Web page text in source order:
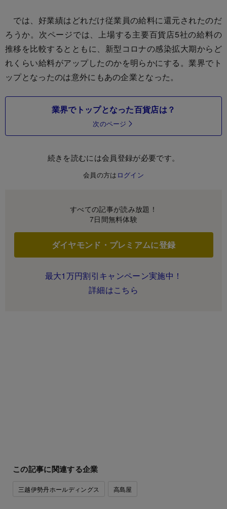
では、好業績はどれだけ従業員の給料に還元されたのだ
ろうか。次ページでは、上場する主要百貨店5社の給料の
推移を比較するとともに、新型コロナの感染拡大期からど
れくらい給料がアップしたのかを明らかにする。業界でト
ップとなったのは意外にもあの企業となった。
業界でトップとなった百貨店は？
次のページ
続きを読むには会員登録が必要です。
会員の方は ログイン
すべての記事が読み放題！
7日間無料体験
ダイヤモンド・プレミアムに登録
最大1万円割引キャンペーン実施中！
詳細はこちら
この記事に関連する企業
三越伊勢丹ホールディングス 高島屋